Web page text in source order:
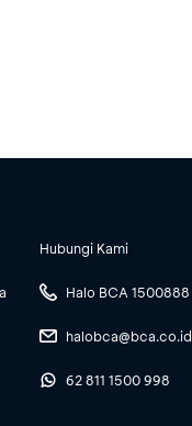
Hubungi Kami
Halo BCA 1500888
halobca@bca.co.id
62 811 1500 998